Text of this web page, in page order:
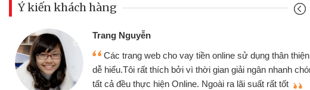
Ý kiến khách hàng
Trang Nguyễn
Các trang web cho vay tiền online sử dụng thân
dễ hiểu.Tôi rất thích bởi vì thời gian giải ngân nhanh
tất cả đều thực hiện Online. Ngoài ra lãi suất rất tốt